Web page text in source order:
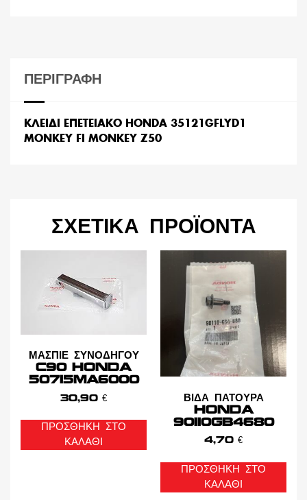
ΠΕΡΙΓΡΑΦΉ
ΚΛΕΙΔΙ ΕΠΕΤΕΙΑΚΟ HONDA 35121GFLYD1
MONKEY FI MONKEY Z50
ΣΧΕΤΙΚΆ ΠΡΟΪΌΝΤΑ
ΜΑΣΠΙΕ ΣΥΝΟΔΗΓΟΥ
C90 HONDA
50715MA6000
30,90 €
ΠΡΟΣΘΉΚΗ ΣΤΟ
ΚΑΛΆΘΙ
ΒΙΔΑ ΠΑΤΟΥΡΑ
HONDA
90110GB4680
4,70 €
ΠΡΟΣΘΉΚΗ ΣΤΟ
ΚΑΛΆΘΙ